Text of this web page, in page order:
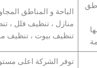
الباحة و المناطق
منازل ، تنظيف فلل ،
تنظيف بيوت ، تنظيف
توفر الشركة اعلى